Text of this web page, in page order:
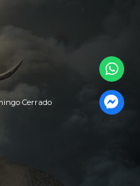
Cerrado